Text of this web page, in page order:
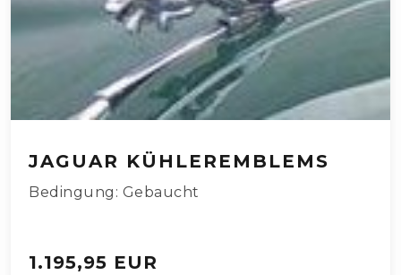
JAGUAR KÜHLEREMBLEMS
Bedingung: Gebaucht
1.195,95 EUR